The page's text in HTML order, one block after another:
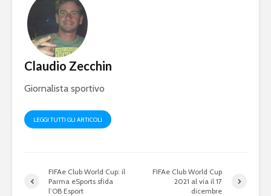
Claudio Zecchin
Giornalista sportivo
LEGGI TUTTI GLI ARTICOLI
FIFAe Club World Cup: il
Parma eSports sfida
l’OB Esport
FIFAe Club World Cup
2021 al via il 17
dicembre